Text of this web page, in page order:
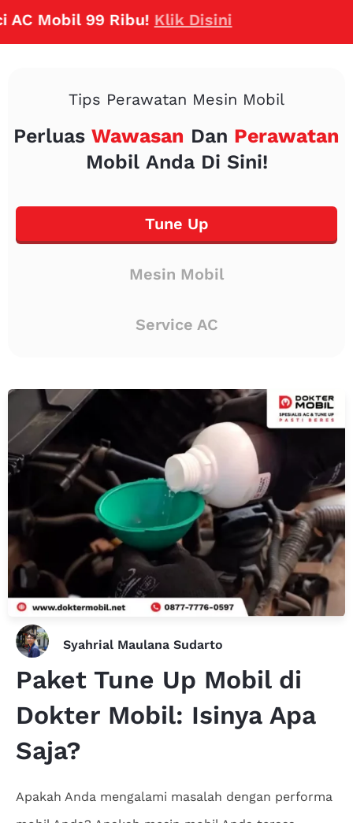
Mobil 99 Ribu!Klik Disini
Tips Perawatan Mesin Mobil
Perluas Wawasan Dan Perawatan
Mobil Anda Di Sini!
Tune Up
Mesin Mobil
Service AC
Syahrial Maulana Sudarto
Paket Tune Up Mobil di
Dokter Mobil: Isinya Apa
Saja?
Apakah Anda mengalami masalah dengan performa